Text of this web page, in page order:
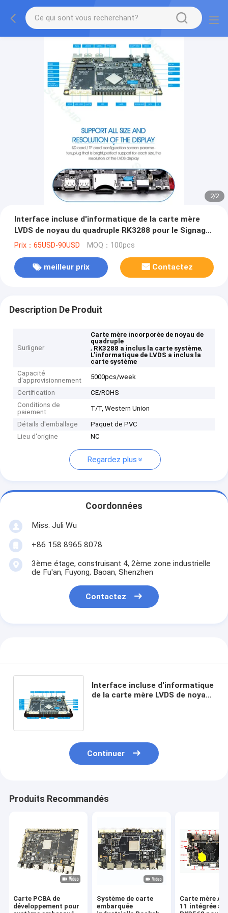
2/2
Interface incluse d'informatique de la carte mère
LVDS de noyau du quadruple RK3288 pour le Signage
futé de Digital de kiosque
Prix：65USD-90USD MOQ：100pcs
meilleur prix Contactez
Description De Produit
Surligner
Carte mère incorporée de noyau de
quadruple
, RK3288 a inclus la carte système,
L'informatique de LVDS a inclus la
carte système
Capacité
d'approvisionnement
5000pcs/week
Certification
CE/ROHS
Conditions de
paiement
T/T, Western Union
Détails d'emballage
Paquet de PVC
Lieu d'origine
NC
Regardez plus
Coordonnées
Miss. Juli Wu
+86 158 8965 8078
3ème étage, construisant 4, 2ème zone industrielle
de Fu'an, Fuyong, Baoan, Shenzhen
Contactez
Interface incluse d'informatique
de la carte mère LVDS de noyau
Continuer
Produits Recommandés
Carte PCBA de
développement pour
Système de carte
embarquée
Carte mère
11 intégrée